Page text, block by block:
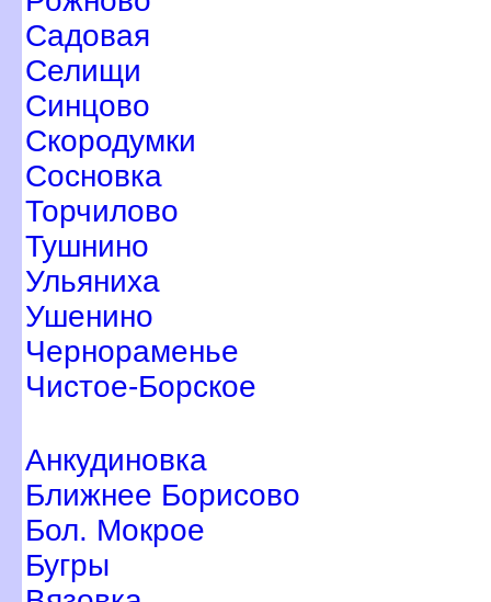
Садовая
Селищи
Синцово
Скородумки
Сосновка
Торчилово
Тушнино
Ульяниха
Ушенино
Чернораменье
Чистое-Борское
Анкудиновка
Ближнее Борисово
Бол. Мокрое
Бугры